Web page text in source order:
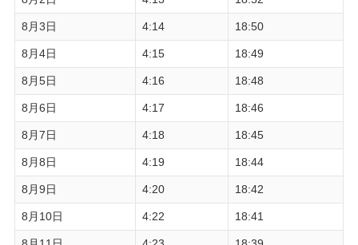
8月3日 4:14 18:50
8月4日 4:15 18:49
8月5日 4:16 18:48
8月6日 4:17 18:46
8月7日 4:18 18:45
8月8日 4:19 18:44
8月9日 4:20 18:42
8月10日 4:22 18:41